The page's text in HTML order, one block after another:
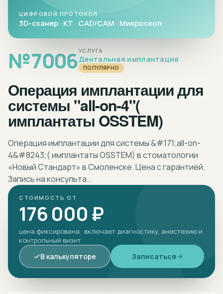
№7006УСЛУГА
Дентальная имплантация
ПОПУЛЯРНО
Операция имплантации для
системы "all-on-4"(
имплантаты OSSTEM)
Операция имплантации для системы &#171;all-on-
4&#8243;( имплантаты OSSTEM) в стоматологии
«Новый Стандарт» в Смоленске. Цена с гарантией.
Запись на консульта…
СТОИМОСТЬ ОТ
176 000 ₽
цена фиксирована · включает диагностику, анестезию и
контрольный визит
В калькуляторе Записаться
ЦИФРОВОЙ ПРОТОКОЛ
3D-сканер · КТ · CAD/CAM · Микроскоп